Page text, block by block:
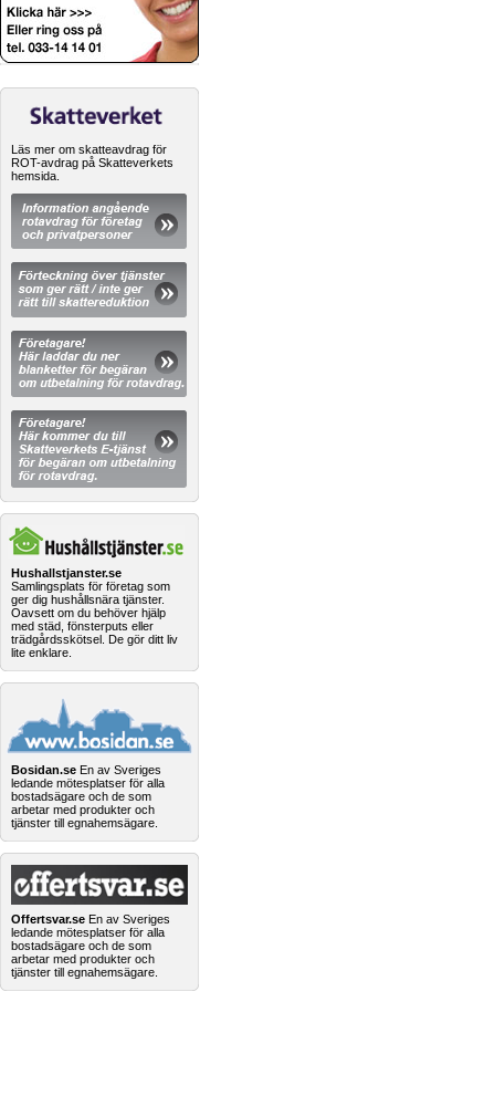
Läs mer om skatteavdrag för
ROT-avdrag på Skatteverkets
hemsida.
Hushallstjanster.se
Samlingsplats för företag som
ger dig hushållsnära tjänster.
Oavsett om du behöver hjälp
med städ, fönsterputs eller
trädgårdsskötsel. De gör ditt liv
lite enklare.
Bosidan.se En av Sveriges
ledande mötesplatser för alla
bostadsägare och de som
arbetar med produkter och
tjänster till egnahemsägare.
Offertsvar.se En av Sveriges
ledande mötesplatser för alla
bostadsägare och de som
arbetar med produkter och
tjänster till egnahemsägare.